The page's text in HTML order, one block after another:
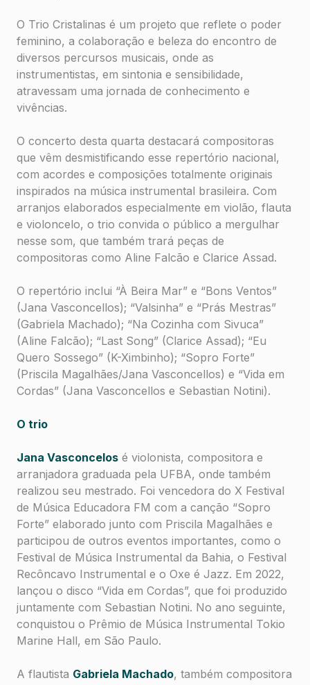
O Trio Cristalinas é um projeto que reflete o poder
feminino, a colaboração e beleza do encontro de
diversos percursos musicais, onde as
instrumentistas, em sintonia e sensibilidade,
atravessam uma jornada de conhecimento e
vivências.
O concerto desta quarta destacará compositoras
que vêm desmistificando esse repertório nacional,
com acordes e composições totalmente originais
inspirados na música instrumental brasileira. Com
arranjos elaborados especialmente em violão, flauta
e violoncelo, o trio convida o público a mergulhar
nesse som, que também trará peças de
compositoras como Aline Falcão e Clarice Assad.
O repertório inclui “À Beira Mar” e “Bons Ventos”
(Jana Vasconcellos); “Valsinha” e “Prás Mestras”
(Gabriela Machado); “Na Cozinha com Sivuca”
(Aline Falcão); “Last Song” (Clarice Assad); “Eu
Quero Sossego” (K-Ximbinho); “Sopro Forte”
(Priscila Magalhães/Jana Vasconcellos) e “Vida em
Cordas” (Jana Vasconcellos e Sebastian Notini).
O trio
Jana Vasconcelos é violonista, compositora e
arranjadora graduada pela UFBA, onde também
realizou seu mestrado. Foi vencedora do X Festival
de Música Educadora FM com a canção “Sopro
Forte” elaborado junto com Priscila Magalhães e
participou de outros eventos importantes, como o
Festival de Música Instrumental da Bahia, o Festival
Recôncavo Instrumental e o Oxe é Jazz. Em 2022,
lançou o disco “Vida em Cordas”, que foi produzido
juntamente com Sebastian Notini. No ano seguinte,
conquistou o Prêmio de Música Instrumental Tokio
Marine Hall, em São Paulo.
A flautista Gabriela Machado, também compositora